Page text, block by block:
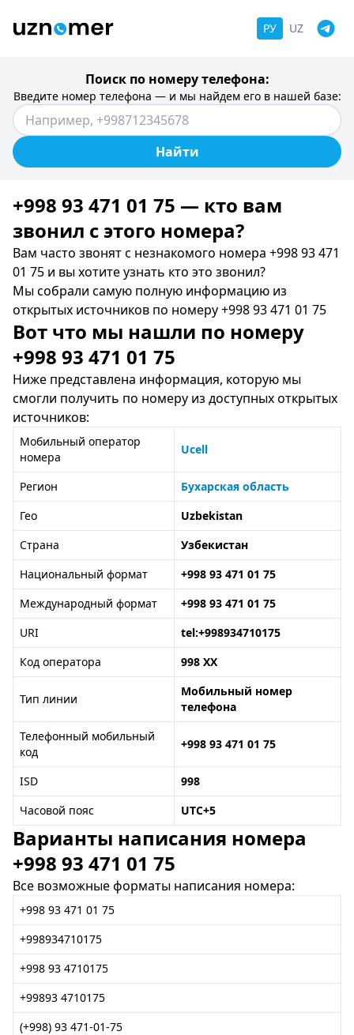
РУ UZ
Поиск по номеру телефона:
Введите номер телефона — и мы найдем его в нашей базе:
Найти
+998 93 471 01 75 — кто вам
звонил c этого номера?
Вам часто звонят с незнакомого номера +998 93 471
01 75 и вы хотите узнать кто это звонил?
Мы собрали самую полную информацию из
открытых источников по номеру +998 93 471 01 75
Вот что мы нашли по номеру
+998 93 471 01 75
Ниже представлена информация, которую мы
смогли получить по номеру из доступных открытых
источников:
Мобильный оператор
номера
Ucell
Регион
Бухарская область
Гео
Uzbekistan
Страна
Узбекистан
Национальный формат
+998 93 471 01 75
Международный формат
+998 93 471 01 75
URI
tel:+998934710175
Код оператора
998 XX
Тип линии
Мобильный номер
телефона
Телефонный мобильный
код
+998 93 471 01 75
ISD
998
Часовой пояс
UTC+5
Варианты написания номера
+998 93 471 01 75
Все возможные форматы написания номера:
+998 93 471 01 75
+998934710175
+998 93 4710175
+99893 4710175
(+998) 93 471-01-75